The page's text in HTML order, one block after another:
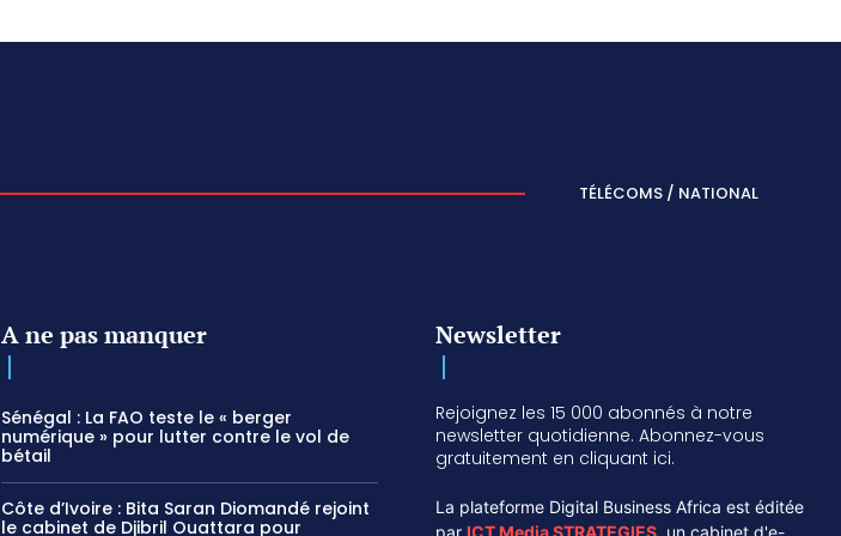
TÉLÉCOMS / NATIONAL
A ne pas manquer
Sénégal : La FAO teste le « berger
numérique » pour lutter contre le vol de
bétail
Côte d’Ivoire : Bita Saran Diomandé rejoint
le cabinet de Djibril Ouattara pour
Newsletter
Rejoignez les 15 000 abonnés à notre
newsletter quotidienne. Abonnez-vous
gratuitement en cliquant ici.
La plateforme Digital Business Africa est éditée